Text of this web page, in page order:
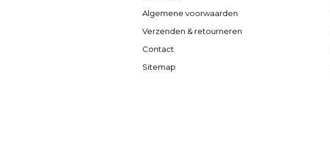
Algemene voorwaarden
Verzenden & retourneren
Contact
Sitemap